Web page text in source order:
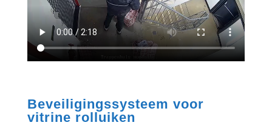
Beveiligingssysteem voor
vitrine rolluiken